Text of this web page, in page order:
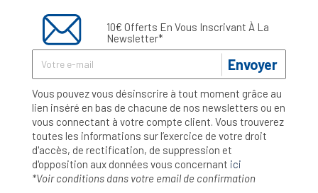
10€ Offerts En Vous Inscrivant À La
Newsletter*
Envoyer
Vous pouvez vous désinscrire à tout moment grâce au
lien inséré en bas de chacune de nos newsletters ou en
vous connectant à votre compte client. Vous trouverez
toutes les informations sur l’exercice de votre droit
d'accès, de rectification, de suppression et
d'opposition aux données vous concernant ici
*Voir conditions dans votre email de confirmation